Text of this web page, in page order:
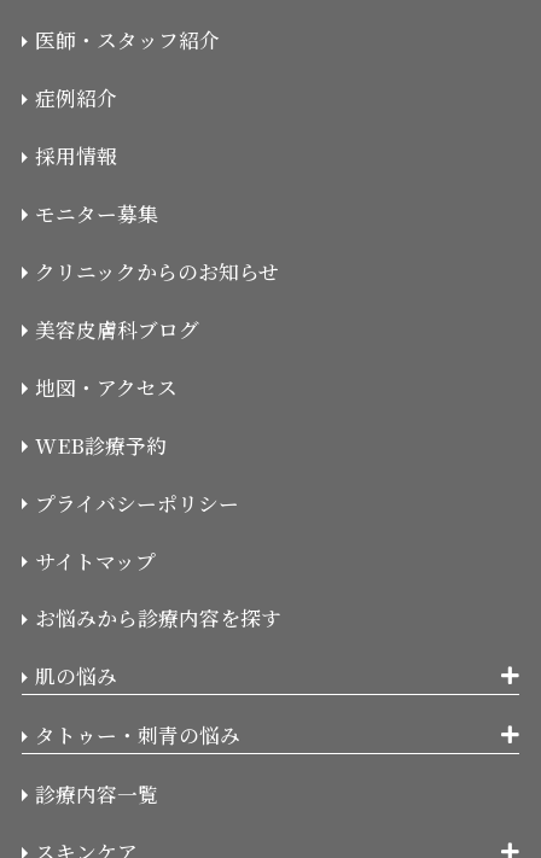
医師・スタッフ紹介
症例紹介
採用情報
モニター募集
クリニックからのお知らせ
美容皮膚科ブログ
地図・アクセス
WEB診療予約
プライバシーポリシー
サイトマップ
お悩みから診療内容を探す
肌の悩み
タトゥー・刺青の悩み
診療内容一覧
スキンケア